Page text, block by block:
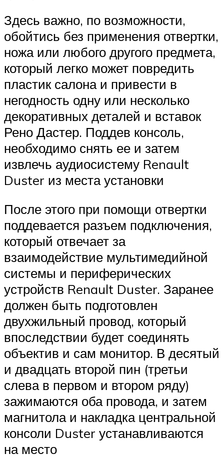
Здесь важно, по возможности,
обойтись без применения отвертки,
ножа или любого другого предмета,
который легко может повредить
пластик салона и привести в
негодность одну или несколько
декоративных деталей и вставок
Рено Дастер. Поддев консоль,
необходимо снять ее и затем
извлечь аудиосистему Renault
Duster из места установки
После этого при помощи отвертки
поддевается разъем подключения,
который отвечает за
взаимодействие мультимедийной
системы и периферических
устройств Renault Duster. Заранее
должен быть подготовлен
двухжильный провод, который
впоследствии будет соединять
объектив и сам монитор. В десятый
и двадцать второй пин (третьи
слева в первом и втором ряду)
зажимаются оба провода, и затем
магнитола и накладка центральной
консоли Duster устанавливаются
на место